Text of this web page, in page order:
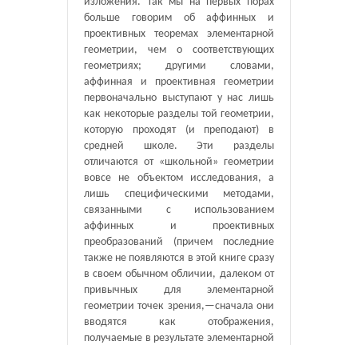
больше говорим об аффинных и
проективных теоремах элементарной
геометрии, чем о соответствующих
геометриях; другими словами,
аффинная и проективная геометрии
первоначально выступают у нас лишь
как некоторые разделы той геометрии,
которую проходят (и преподают) в
средней школе. Эти разделы
отличаются от «школьной» геометрии
вовсе не объектом исследования, а
лишь специфическими методами,
связанными с использованием
аффинных и проективных
преобразований (причем последние
также не появляются в этой книге сразу
в своем обычном обличии, далеком от
привычных для элементарной
геометрии точек зрения,—сначала они
вводятся как отображения,
получаемые в результате элементарной